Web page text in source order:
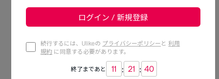
ログイン / 新規登録
続行するには、Ulikeの プライバシーポリシー と利用
規約 に同意する必要があります。
終了まであと 11 : 21 : 39